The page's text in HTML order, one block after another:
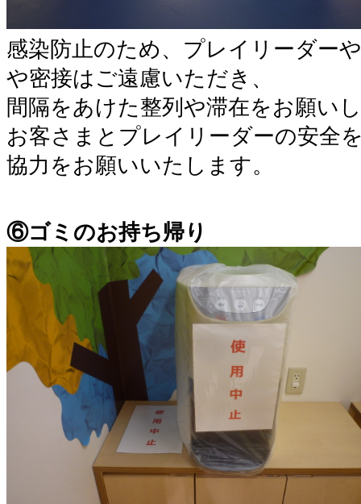
感染防止のため、プレイリーダー
や密接はご遠慮いただき、
間隔をあけた整列や滞在をお願い
お客さまとプレイリーダーの安全
協力をお願いいたします。
⑥ゴミのお持ち帰り